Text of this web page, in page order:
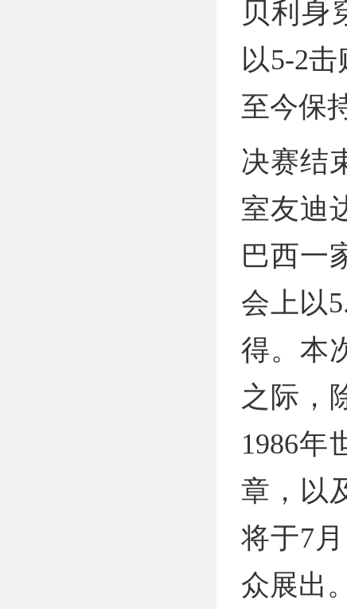
贝利身
以5-2
至今保
决赛结
室友迪
巴西一
会上以
得。本
之际，
1986年
章，以
将于7
众展出。